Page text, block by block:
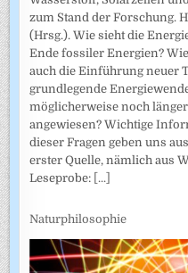
zum Stand der Forschung.
(Hrsg.). Wie sieht die
Ende fossiler Energien?
auch die Einführung neuer
grundlegende
möglicherweise noch
angewiesen? Wichtige
dieser Fragen geben uns
erster Quelle, nämlich aus
Leseprobe: [...]
Naturphilosophie